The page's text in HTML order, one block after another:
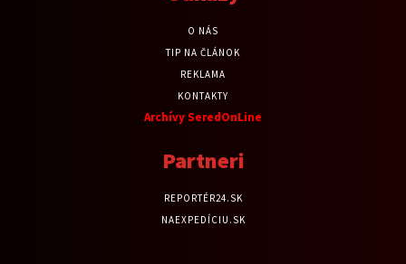
O NÁS
TIP NA ČLÁNOK
REKLAMA
KONTAKTY
Archívy SeredOnLine
Partneri
REPORTÉR24.SK
NAEXPEDÍCIU.SK